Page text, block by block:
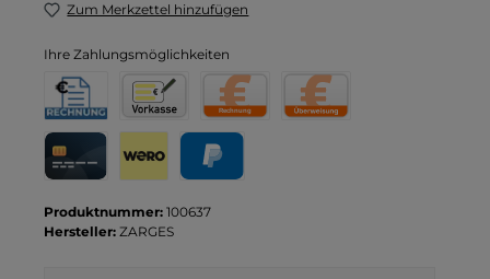
Zum Merkzettel hinzufügen
Ihre Zahlungsmöglichkeiten
Rechnung
Rechnung für Behörden
Vorkasse
Produktnummer: 100637
Hersteller: ZARGES